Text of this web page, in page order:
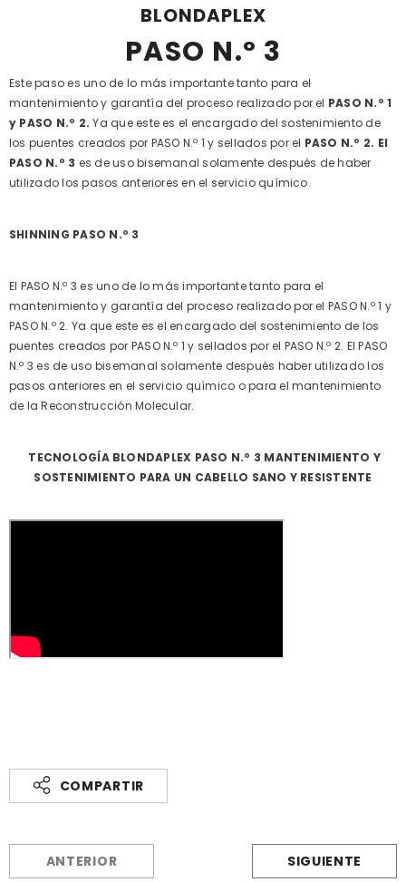
BLONDAPLEX
PASO N.º 3
Este paso es uno de lo más importante tanto para el
mantenimiento y garantía del proceso realizado por el PASO N.º 1
y PASO N.º 2. Ya que este es el encargado del sostenimiento de
los puentes creados por PASO N.º 1 y sellados por el PASO N.º 2. El
PASO N.º 3 es de uso bisemanal solamente después de haber
utilizado los pasos anteriores en el servicio químico.
SHINNING PASO N.º 3
El PASO N.º 3 es uno de lo más importante tanto para el
mantenimiento y garantía del proceso realizado por el PASO N.º 1 y
PASO N.º 2. Ya que este es el encargado del sostenimiento de los
puentes creados por PASO N.º 1 y sellados por el PASO N.º 2. El PASO
N.º 3 es de uso bisemanal solamente después haber utilizado los
pasos anteriores en el servicio químico o para el mantenimiento
de la Reconstrucción Molecular.
TECNOLOGÍA BLONDAPLEX PASO N.º 3 MANTENIMIENTO Y
SOSTENIMIENTO PARA UN CABELLO SANO Y RESISTENTE
COMPARTIR
ANTERIOR SIGUIENTE